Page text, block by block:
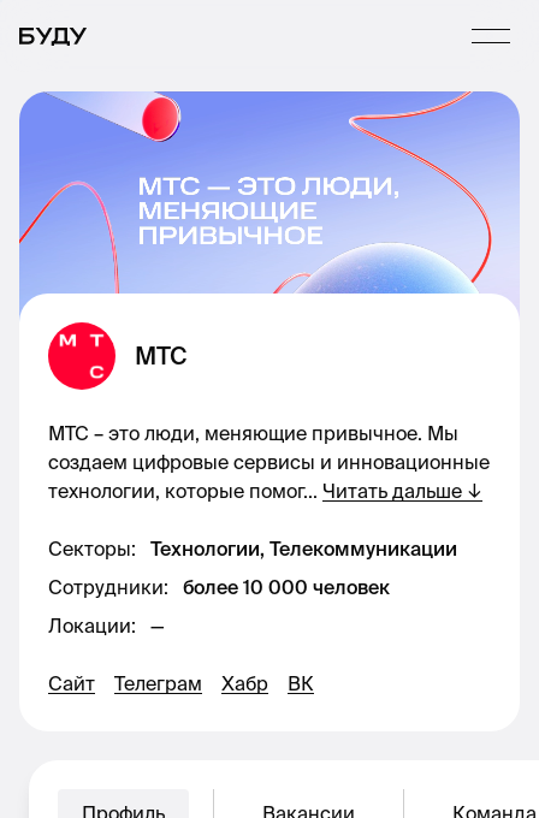
МТС
МТС – это люди, меняющие привычное. Мы
создаем цифровые сервисы и инновационные
технологии, которые помог... Читать дальше ↓
Секторы:
Технологии, Телекоммуникации
Сотрудники:
более 10 000 человек
Локации: —
Сайт Телеграм Хабр ВК
Профиль Вакансии Команда